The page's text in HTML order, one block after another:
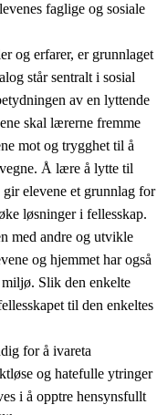
danning
faglige og sosiale
og erfarer, er grunnlaget
står sentralt i sosial
av en lyttende
skal lærerne fremme
mot og trygghet til å
Å lære å lytte til
elevene et grunnlag for
løsninger i fellesskap.
med andre og utvikle
og hjemmet har også
Slik den enkelte
til den enkeltes
for å ivareta
og hatefulle ytringer
i å opptre hensynsfullt